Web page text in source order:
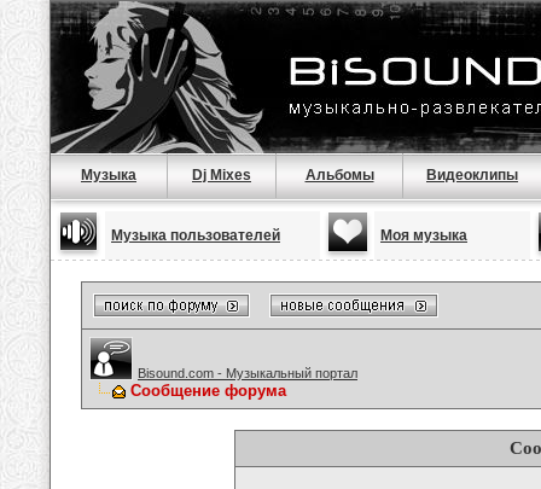
Музыка Dj Mixes Альбомы Видеоклипы
Музыка пользователей Моя музыка
Bisound.com - Музыкальный портал
Сообщение форума